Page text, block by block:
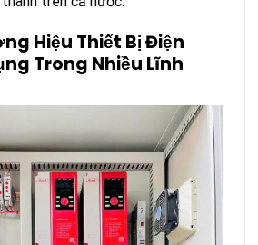
Hiệu Thiết Bị Điện
Trong Nhiều Lĩnh